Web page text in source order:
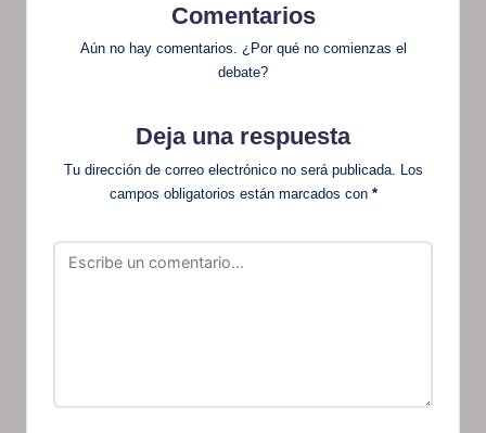
Comentarios
Aún no hay comentarios. ¿Por qué no comienzas el
debate?
Deja una respuesta
Tu dirección de correo electrónico no será publicada. Los
campos obligatorios están marcados con *